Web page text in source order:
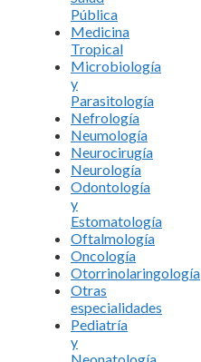
Pública
Medicina
Tropical
Microbiología
y
Parasitología
Nefrología
Neumología
Neurocirugía
Neurología
Odontología
y
Estomatología
Oftalmología
Oncología
Otorrinolaringología
Otras
especialidades
Pediatría
y